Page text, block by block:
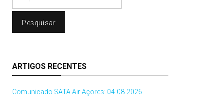
ARTIGOS RECENTES
Comunicado SATA Air Açores: 04-08-2026